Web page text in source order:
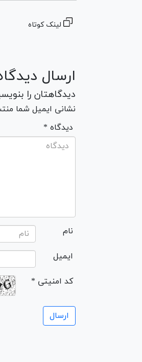
لینک کوتاه
ارسال
دیدگاهتان را
نشانی ایمیل شما
* دیدگاه
نام
ایمیل
* کد امنیتی